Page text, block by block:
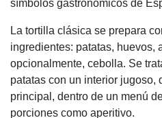
símbolos gastronómicos de
La tortilla clásica se prepara
ingredientes: patatas, huevos,
opcionalmente, cebolla. Se
patatas con un interior jugoso,
principal, dentro de un menú
porciones como aperitivo.